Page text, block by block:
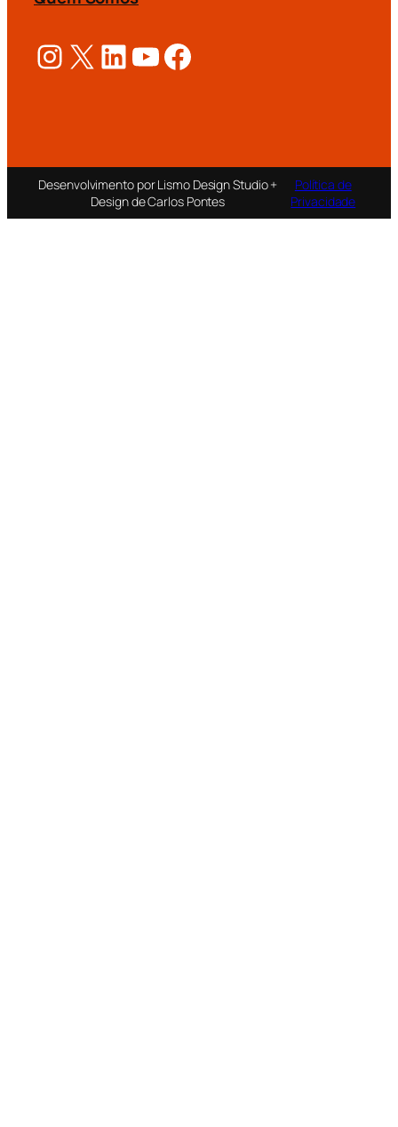
Instagram X LinkedIn Youtube Facebook
Desenvolvimento por Lismo Design Studio +
Design de Carlos Pontes
Política de
Privacidade